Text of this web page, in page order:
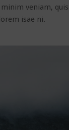
veniam, quis
isae ni.​